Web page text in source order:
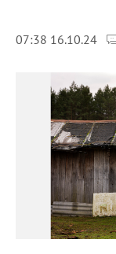
07:38 16.10.24